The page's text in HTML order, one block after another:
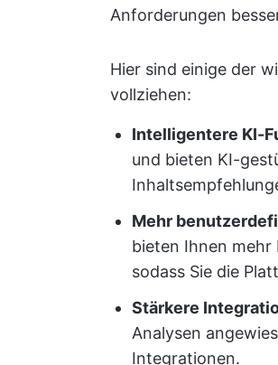
Anforderungen
Hier sind einige der
vollziehen:
Intelligentere KI-
und bieten KI-
Mehr
bieten Ihnen mehr
sodass Sie die
Stärkere
Analysen
Integrationen.